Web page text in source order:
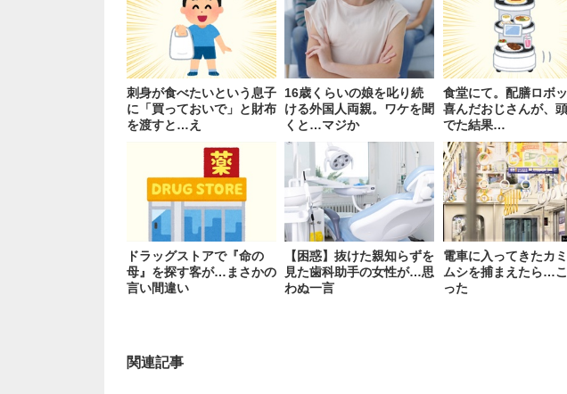
刺身が食べたいという息子
に「買っておいで」と財布
を渡すと…え
16歳くらいの娘を叱り続
ける外国人両親。ワケを聞
くと…マジか
食堂にて。配膳ロボ
喜んだおじさんが、
でた結果…
ドラッグストアで『命の
母』を探す客が…まさかの
言い間違い
【困惑】抜けた親知らずを
見た歯科助手の女性が…思
わぬ一言
電車に入ってきたカ
ムシを捕まえたら…
った
関連記事